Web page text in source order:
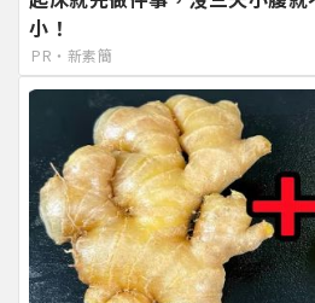
小！
PR・新素簡